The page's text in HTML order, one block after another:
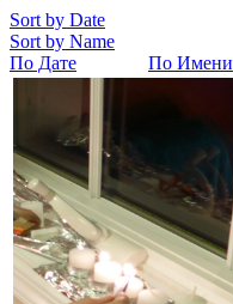
Sort by Date
Sort by Name
По Дате
По Имени